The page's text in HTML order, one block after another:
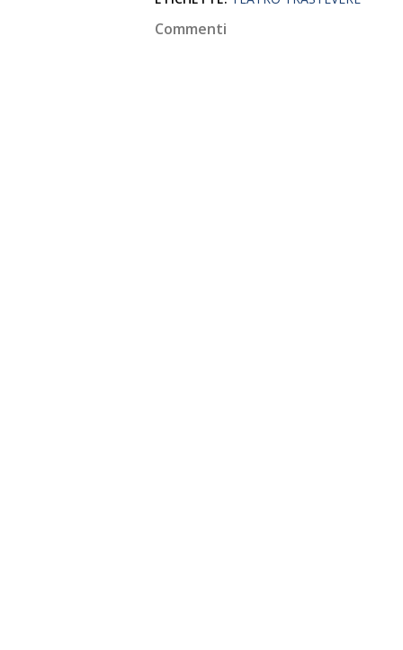
Commenti